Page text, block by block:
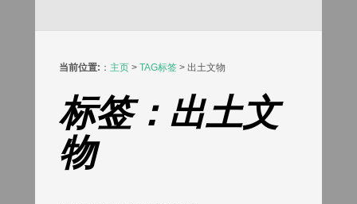
当前位置: ： 主页 > TAG标签 > 出土文物
标签：出土文
物